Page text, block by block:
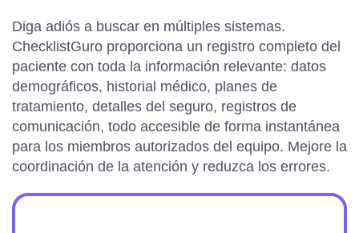
Diga adiós a buscar en múltiples sistemas.
ChecklistGuro proporciona un registro completo del
paciente con toda la información relevante: datos
demográficos, historial médico, planes de
tratamiento, detalles del seguro, registros de
comunicación, todo accesible de forma instantánea
para los miembros autorizados del equipo. Mejore la
coordinación de la atención y reduzca los errores.